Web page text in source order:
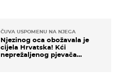
ČUVA USPOMENU NA NJEGA
Njezinog oca obožavala je
cijela Hrvatska! Kći
neprežaljenog pjevača